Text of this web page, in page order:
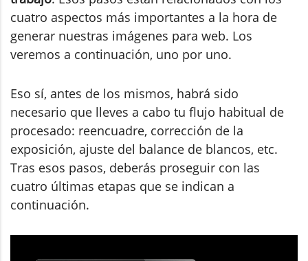
cuatro aspectos más importantes a la hora de
generar nuestras imágenes para web. Los
veremos a continuación, uno por uno.
Eso sí, antes de los mismos, habrá sido
necesario que lleves a cabo tu flujo habitual de
procesado: reencuadre, corrección de la
exposición, ajuste del balance de blancos, etc.
Tras esos pasos, deberás proseguir con las
cuatro últimas etapas que se indican a
continuación.